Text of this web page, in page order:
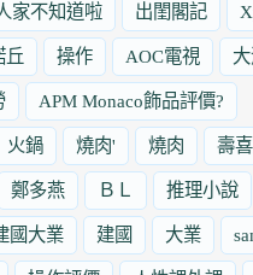
家不知道啦 出閨閣記
丘 操作 AOC電視
APM Monaco飾品評價?
火鍋 燒肉' 燒肉 壽
鄭多燕 ＢＬ 推理小說
國大業 建國 大業